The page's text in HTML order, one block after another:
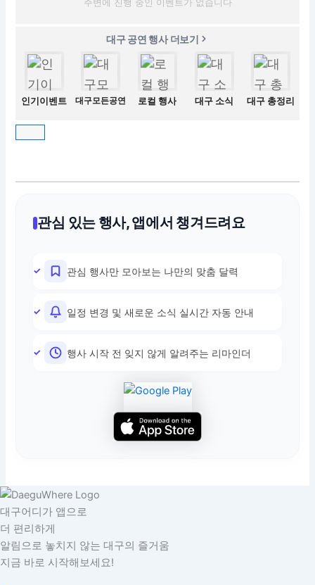
대구 공연 행사 더보기
인기이벤트 대구모든공연 로컬 행사 대구 소식 대구 총정리
관심 있는 행사, 앱에서 챙겨드려요
관심 행사만 모아보는 나만의 맞춤 달력
일정 변경 및 새로운 소식 실시간 자동 안내
행사 시작 전 잊지 않게 알려주는 리마인더
대구어디가 앱으로
더 편리하게
알림으로 놓치지 않는 대구의 즐거움
지금 바로 시작해보세요!